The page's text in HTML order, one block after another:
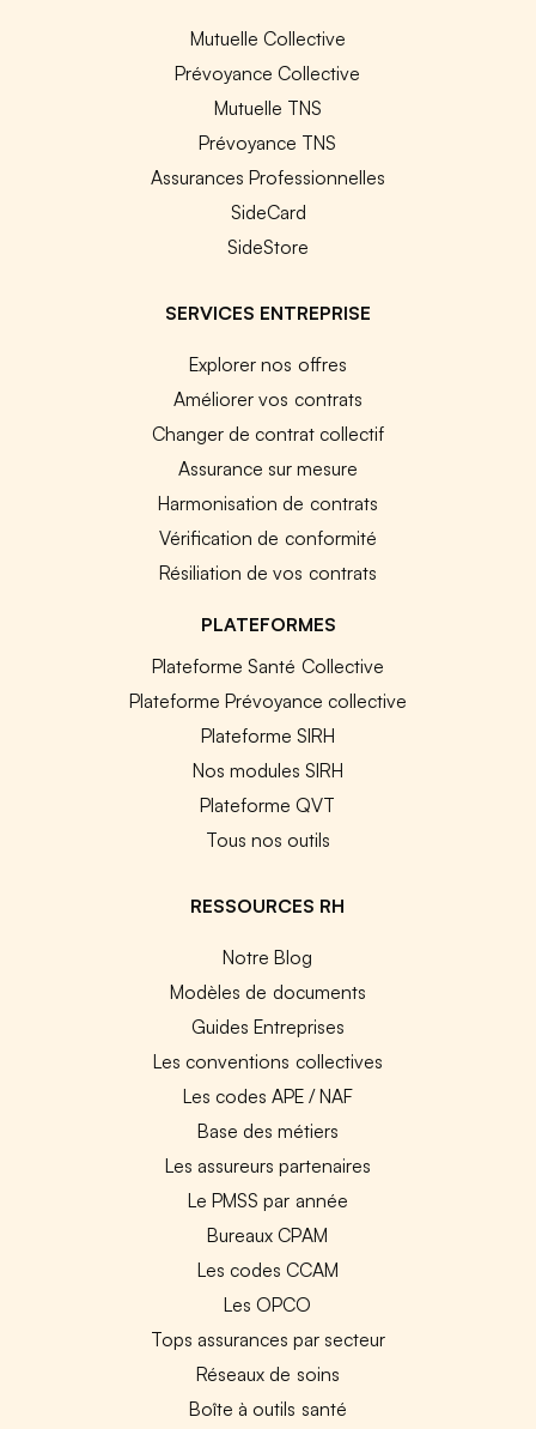
Mutuelle Collective
Prévoyance Collective
Mutuelle TNS
Prévoyance TNS
Assurances Professionnelles
SideCard
SideStore
SERVICES ENTREPRISE
Explorer nos offres
Améliorer vos contrats
Changer de contrat collectif
Assurance sur mesure
Harmonisation de contrats
Vérification de conformité
Résiliation de vos contrats
PLATEFORMES
Plateforme Santé Collective
Plateforme Prévoyance collective
Plateforme SIRH
Nos modules SIRH
Plateforme QVT
Tous nos outils
RESSOURCES RH
Notre Blog
Modèles de documents
Guides Entreprises
Les conventions collectives
Les codes APE / NAF
Base des métiers
Les assureurs partenaires
Le PMSS par année
Bureaux CPAM
Les codes CCAM
Les OPCO
Tops assurances par secteur
Réseaux de soins
Boîte à outils santé